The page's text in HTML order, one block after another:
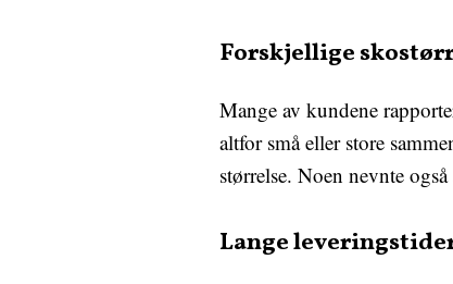
Forskjellige
Mange av kundene
altfor små eller store
størrelse. Noen nevnte
Lange